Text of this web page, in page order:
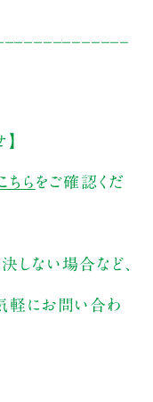
ちら をご確認くだ
しない場合など、
軽にお問い合わ